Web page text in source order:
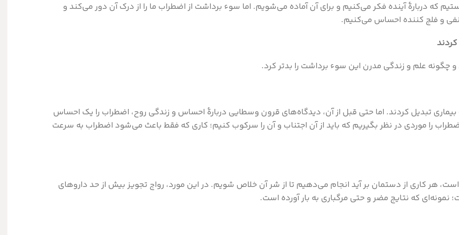
که دربارۀ آینده فکر می‌کنیم و برای آن آماده می‌شویم. اما سوء برداشت از اضطراب ما را از درک آن دور می‌کند و
و فلج کننده احساس می‌کنیم.
علم و زندگی مدرن این سوء برداشت را بدتر کرد.
تبدیل کردند. اما حتی قبل از آن، دیدگاه‌های قرون وسطایی دربارۀ احساس و زندگی روح، اضطراب را یک احساس
را موردی در نظر بگیریم که باید از آن اجتناب و آن را سرکوب کنیم؛ کاری که فقط باعث می‌شود اضطراب به سرعت
هر کاری از دستمان بر آید انجام می‌دهیم تا از شر آن خلاص شویم. در این مورد، رواج تجویز بیش از حد داروهای
که نتایج مضر و حتی مرگباری به بار آورده است.